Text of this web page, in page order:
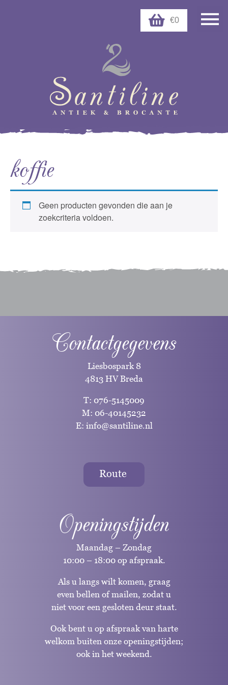
€0
koffie
Geen producten gevonden die aan je
zoekcriteria voldoen.
Contactgegevens
Liesbospark 8
4813 HV Breda
T: 076-5145009
M: 06-40145232
E: info@santiline.nl
Route
Openingstijden
Maandag – Zondag
10:00 – 18:00 op afspraak.
Als u langs wilt komen, graag
even bellen of mailen, zodat u
niet voor een gesloten deur staat.
Ook bent u op afspraak van harte
welkom buiten onze openingstijden;
ook in het weekend.